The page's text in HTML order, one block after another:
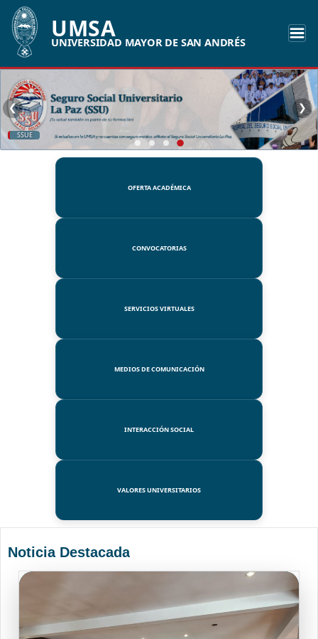
UMSA
UNIVERSIDAD MAYOR DE SAN ANDRÉS
SSUE
❮ ❯
OFERTA ACADÉMICA
CONVOCATORIAS
SERVICIOS VIRTUALES
MEDIOS DE COMUNICACIÓN
INTERACCIÓN SOCIAL
VALORES UNIVERSITARIOS
Noticia Destacada